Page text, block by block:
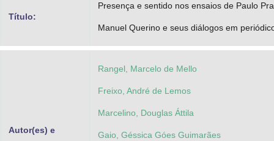
Banco Central do Brasil
Título:
Presença e sentido nos ensaios de Paulo
Manuel Querino e seus diálogos em
Autor(es) e
Rangel, Marcelo de Mello
Freixo, André de Lemos
Marcelino, Douglas Áttila
Gaio, Géssica Góes Guimarães